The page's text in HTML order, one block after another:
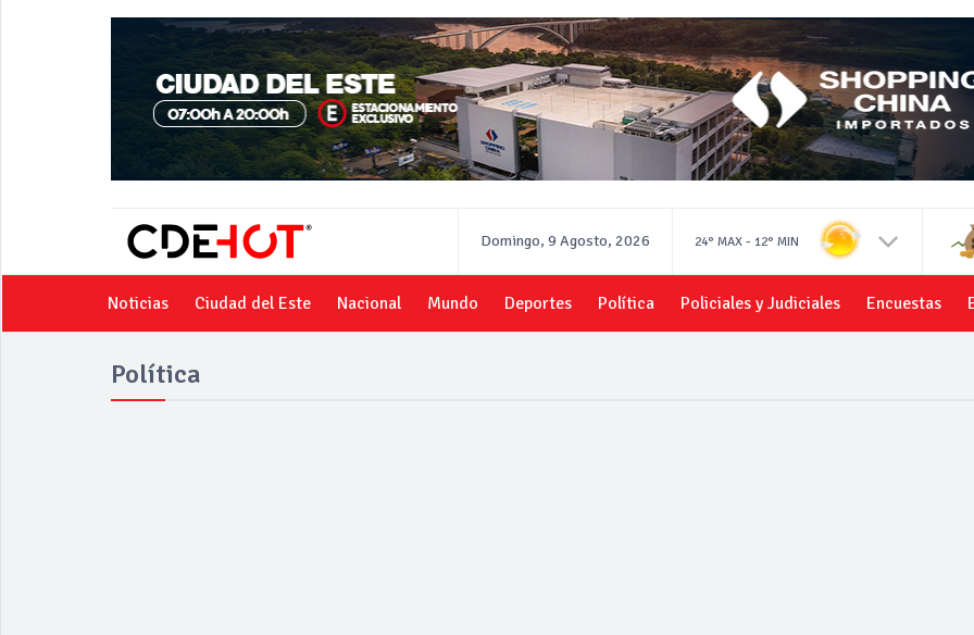
Domingo, 9 Agosto, 2026 24° MAX - 12° MIN
Noticias Ciudad del Este Nacional Mundo Deportes Política Policiales y Judiciales Encuestas
Política